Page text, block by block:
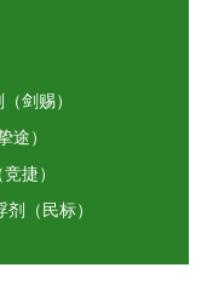
剑赐）
途）
捷）
（民标）